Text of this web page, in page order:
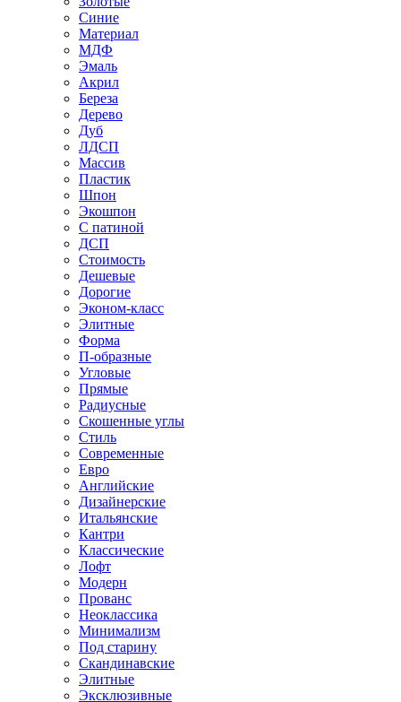
Синие
Материал
МДФ
Эмаль
Акрил
Береза
Дерево
Дуб
ЛДСП
Массив
Пластик
Шпон
Экошпон
С патиной
ДСП
Стоимость
Дешевые
Дорогие
Эконом-класс
Элитные
Форма
П-образные
Угловые
Прямые
Радиусные
Скошенные углы
Стиль
Современные
Евро
Английские
Дизайнерские
Итальянские
Кантри
Классические
Лофт
Модерн
Прованс
Неоклассика
Минимализм
Под старину
Скандинавские
Элитные
Эксклюзивные